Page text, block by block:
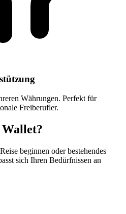
Währungen. Perfekt für
Freiberufler.
beginnen oder bestehendes
sich Ihren Bedürfnissen an